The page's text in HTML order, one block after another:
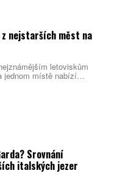
z nejstarších měst na
letoviskům
jednom místě nabízí
město, dlouhé městské
i snadné výlety podél
Srovnání
italských jezer